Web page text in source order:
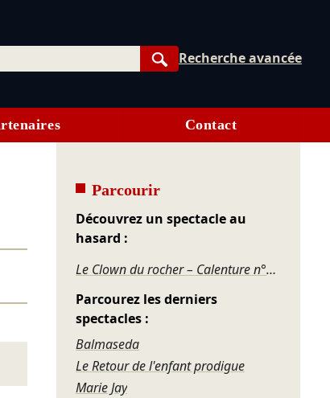
Rechercher
Recherche avancée
Contact
Parcourir
Découvrez un spectacle au
hasard :
Le Clown du rocher – Calenture n°226 de l'Hypogèe, pour acteur dévoré par son clown et jongleur mangé par ses balles
Parcourez les derniers
spectacles :
Balmaseda
Le Retour de l'enfant prodigue
Marie Jay